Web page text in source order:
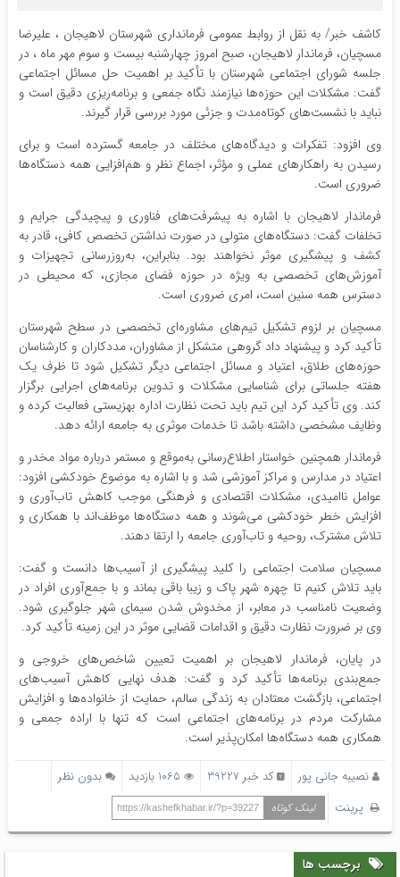
کاشف خبر/ به نقل از روابط عمومی فرمانداری شهرستان لاهیجان ، علیرضا
مسچیان، فرماندار لاهیجان، صبح امروز چهارشنبه بیست و سوم مهر ماه ، در
جلسه شورای اجتماعی شهرستان با تأکید بر اهمیت حل مسائل اجتماعی
گفت: مشکلات این حوزه‌ها نیازمند نگاه جمعی و برنامه‌ریزی دقیق است و
نباید با نشست‌های کوتاه‌مدت و جزئی مورد بررسی قرار گیرند.
وی افزود: تفکرات و دیدگاه‌های مختلف در جامعه گسترده است و برای
رسیدن به راهکارهای عملی و مؤثر، اجماع نظر و هم‌افزایی همه دستگاه‌ها
ضروری است.
فرماندار لاهیجان با اشاره به پیشرفت‌های فناوری و پیچیدگی جرایم و
تخلفات گفت: دستگاه‌های متولی در صورت نداشتن تخصص کافی، قادر به
کشف و پیشگیری موثر نخواهند بود. بنابراین، به‌روزرسانی تجهیزات و
آموزش‌های تخصصی به ویژه در حوزه فضای مجازی، که محیطی در
دسترس همه سنین است، امری ضروری است.
مسچیان بر لزوم تشکیل تیم‌های مشاوره‌ای تخصصی در سطح شهرستان
تأکید کرد و پیشنهاد داد گروهی متشکل از مشاوران، مددکاران و کارشناسان
حوزه‌های طلاق، اعتیاد و مسائل اجتماعی دیگر تشکیل شود تا ظرف یک
هفته جلساتی برای شناسایی مشکلات و تدوین برنامه‌های اجرایی برگزار
کند. وی تأکید کرد این تیم باید تحت نظارت اداره بهزیستی فعالیت کرده و
وظایف مشخصی داشته باشد تا خدمات موثری به جامعه ارائه دهد.
فرماندار همچنین خواستار اطلاع‌رسانی به‌موقع و مستمر درباره مواد مخدر و
اعتیاد در مدارس و مراکز آموزشی شد و با اشاره به موضوع خودکشی افزود:
عوامل ناامیدی، مشکلات اقتصادی و فرهنگی موجب کاهش تاب‌آوری و
افزایش خطر خودکشی می‌شوند و همه دستگاه‌ها موظف‌اند با همکاری و
تلاش مشترک، روحیه و تاب‌آوری جامعه را ارتقا دهند.
مسچیان سلامت اجتماعی را کلید پیشگیری از آسیب‌ها دانست و گفت:
باید تلاش کنیم تا چهره شهر پاک و زیبا باقی بماند و با جمع‌آوری افراد در
وضعیت نامناسب در معابر، از مخدوش شدن سیمای شهر جلوگیری شود.
وی بر ضرورت نظارت دقیق و اقدامات قضایی موثر در این زمینه تأکید کرد.
در پایان، فرماندار لاهیجان بر اهمیت تعیین شاخص‌های خروجی و
جمع‌بندی برنامه‌ها تأکید کرد و گفت: هدف نهایی کاهش آسیب‌های
اجتماعی، بازگشت معتادان به زندگی سالم، حمایت از خانواده‌ها و افزایش
مشارکت مردم در برنامه‌های اجتماعی است که تنها با اراده جمعی و
همکاری همه دستگاه‌ها امکان‌پذیر است.
نصیبه جانی پور کد خبر 39227 1065 بازدید
بدون نظر
پرینت
لینک کوتاه https://kashefkhabar.ir/?p=39227
برچسب ها